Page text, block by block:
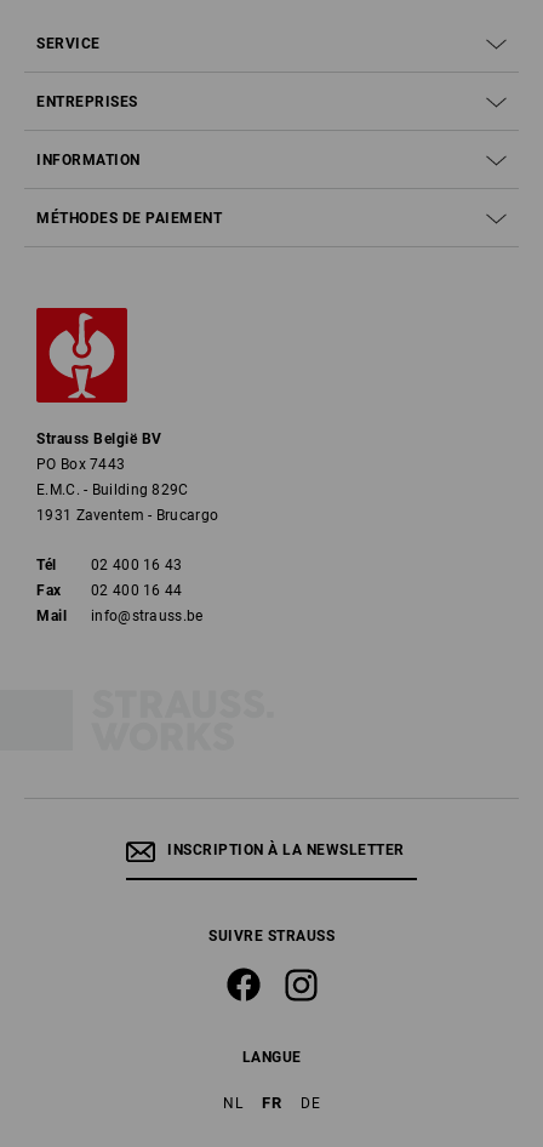
SERVICE
ENTREPRISES
INFORMATION
MÉTHODES DE PAIEMENT
Strauss België BV
PO Box 7443
E.M.C. - Building 829C
1931 Zaventem - Brucargo
Tél
02 400 16 43
Fax
02 400 16 44
Mail
info@strauss.be
INSCRIPTION À LA NEWSLETTER
SUIVRE STRAUSS
LANGUE
NL FR DE